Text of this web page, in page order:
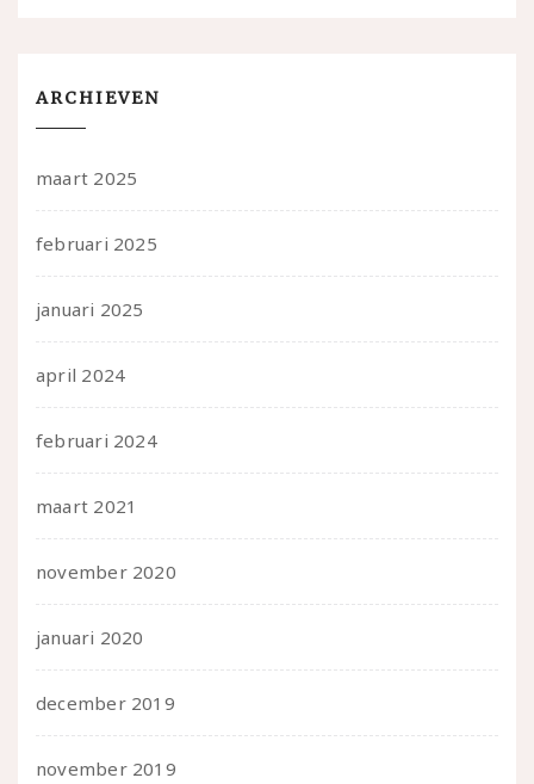
ARCHIEVEN
maart 2025
februari 2025
januari 2025
april 2024
februari 2024
maart 2021
november 2020
januari 2020
december 2019
november 2019